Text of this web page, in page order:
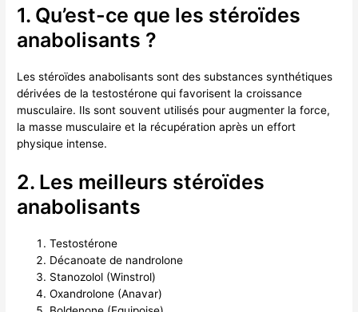
1. Qu’est-ce que les stéroïdes
anabolisants ?
Les stéroïdes anabolisants sont des substances synthétiques
dérivées de la testostérone qui favorisent la croissance
musculaire. Ils sont souvent utilisés pour augmenter la force,
la masse musculaire et la récupération après un effort
physique intense.
2. Les meilleurs stéroïdes
anabolisants
Testostérone
Décanoate de nandrolone
Stanozolol (Winstrol)
Oxandrolone (Anavar)